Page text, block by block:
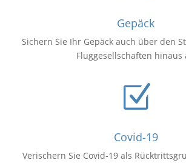
Gepäck
Sichern Sie Ihr Gepäck auch über den
Fluggesellschaften hinaus
Z
Covid-19
Verischern Sie Covid-19 als